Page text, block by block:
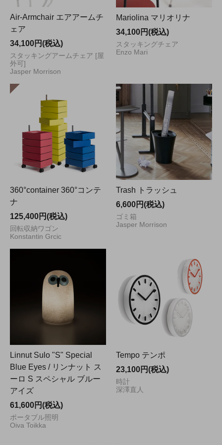
Air-Armchair エアアームチ
ェア
34,100円(税込)
スタッキングアームチェア [屋
外可]
Jasper Morrison
Mariolina マリオリナ
34,100円(税込)
スタッキングチェア
Enzo Mari
360°container 360°コンテ
ナ
125,400円(税込)
回転収納ワゴン
Konstantin Grcic
Trash トラッシュ
6,600円(税込)
ゴミ箱
Jasper Morrison
Linnut Sulo "S" Special
Blue Eyes / リンナット ス
ーロ S スペシャル ブルー
アイズ
61,600円(税込)
ポータブル照明
Oiva Toikka
Tempo テンポ
23,100円(税込)
時計
深澤直人